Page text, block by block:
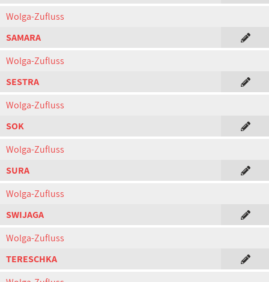
Wolga-Zufluss
SAMARA
Wolga-Zufluss
SESTRA
Wolga-Zufluss
SOK
Wolga-Zufluss
SURA
Wolga-Zufluss
SWIJAGA
Wolga-Zufluss
TERESCHKA